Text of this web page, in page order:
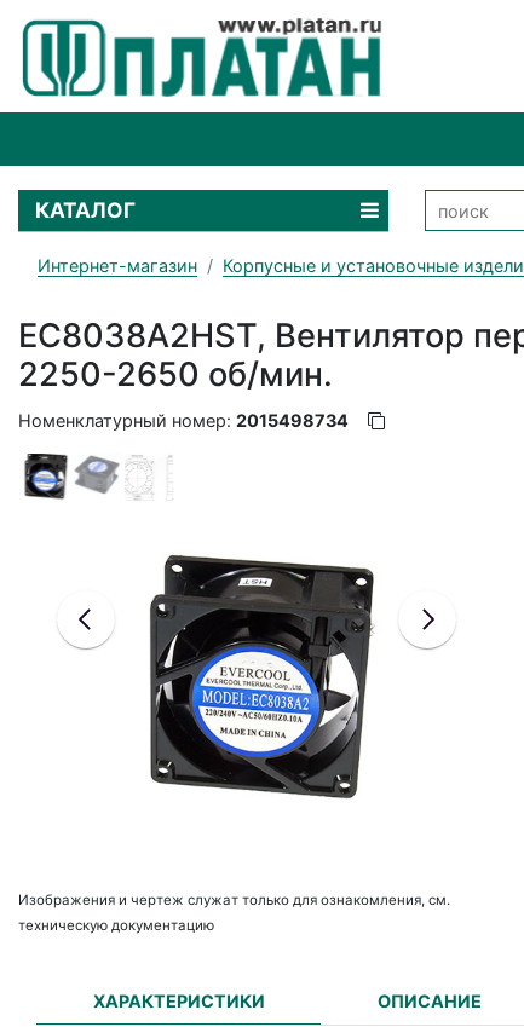
КАТАЛОГ
Интернет-магазин Корпусные и установочные
EC8038A2HST, Вентилятор
2250-2650 об/мин.
Номенклатурный номер: 2015498734
Изображения и чертеж служат только для ознакомления, см.
техническую документацию
ХАРАКТЕРИСТИКИ ОПИСАНИЕ